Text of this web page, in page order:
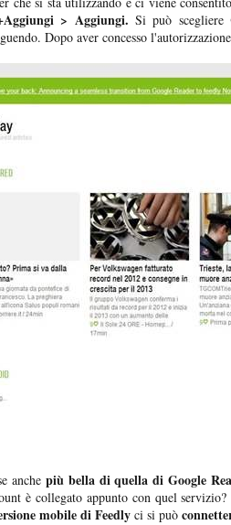
> Aggiungi. Si può scegliere
Dopo aver concesso
anche più bella di quella di Google
è collegato appunto con quel
mobile di Feedly ci si può